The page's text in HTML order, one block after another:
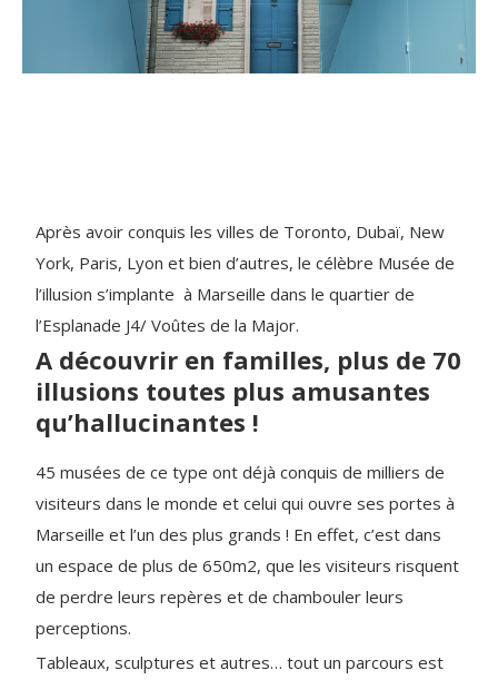
Après avoir conquis les villes de Toronto, Dubaï, New
York, Paris, Lyon et bien d’autres, le célèbre Musée de
l’illusion s’implante à Marseille dans le quartier de
l’Esplanade J4/ Voûtes de la Major.
A découvrir en familles, plus de 70
illusions toutes plus amusantes
qu’hallucinantes !
45 musées de ce type ont déjà conquis de milliers de
visiteurs dans le monde et celui qui ouvre ses portes à
Marseille et l’un des plus grands ! En effet, c’est dans
un espace de plus de 650m2, que les visiteurs risquent
de perdre leurs repères et de chambouler leurs
perceptions.
Tableaux, sculptures et autres… tout un parcours est